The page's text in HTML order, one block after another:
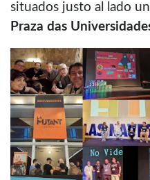
situados justo al lado
Praza das